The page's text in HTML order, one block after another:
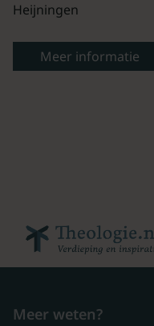
Heijningen
Meer informatie
Meer weten?